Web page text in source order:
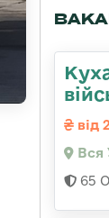
від
Вся
65